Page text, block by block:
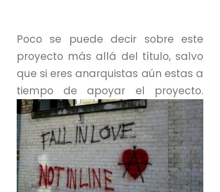
Poco se puede decir sobre este
proyecto más allá del título, salvo
que si eres anarquistas aún estas a
tiempo de apoyar el proyecto.